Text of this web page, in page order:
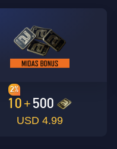
500
+
10
2%
4.99 USD